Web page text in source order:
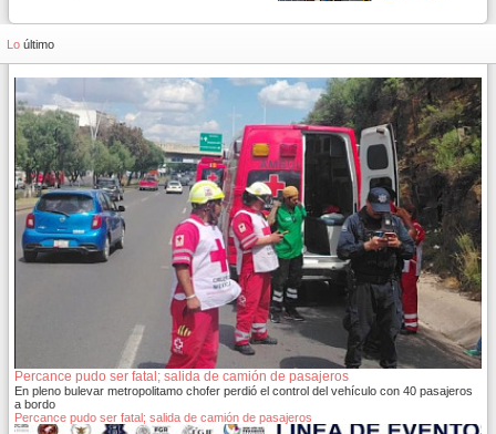
Lo último
Percance pudo ser fatal; salida de camión de pasajeros
En pleno bulevar metropolitamo chofer perdió el control del vehículo con 40 pasajeros
a bordo
Percance pudo ser fatal; salida de camión de pasajeros